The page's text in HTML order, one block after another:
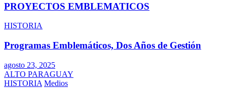
PROYECTOS EMBLEMATICOS
HISTORIA
Programas Emblemáticos, Dos Años de Gestión
agosto 23, 2025
ALTO PARAGUAY
HISTORIA Medios